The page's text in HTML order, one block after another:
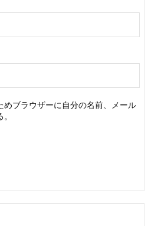
めブラウザーに自分の名前、メール